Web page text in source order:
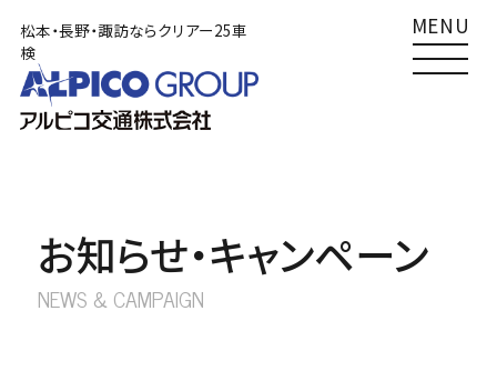
松本・長野・諏訪ならクリアー25車
検
MENU
TOP
Clear25車検
車検をご検討の方へ
Clear25車検
クリアー25車検
クリアー25車検
お知らせ・キャンペーン
NEWS & CAMPAIGN